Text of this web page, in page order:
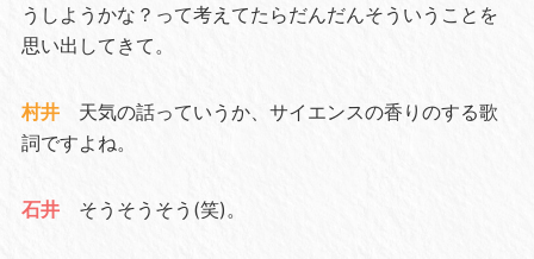
うしようかな？って考えてたらだんだんそういうことを
思い出してきて。
村井
天気の話っていうか、サイエンスの香りのする歌
詞ですよね。
石井 そうそうそう(笑)。